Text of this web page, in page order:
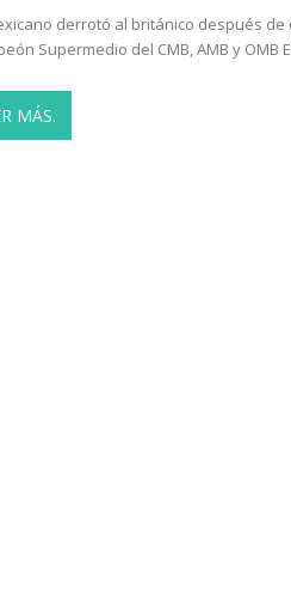
derrotó al británico después
Supermedio del CMB, AMB y
MÁS.